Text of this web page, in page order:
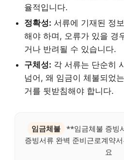
율적입니다.
정확성: 서류에 기재된 정
해야 하며, 오류가 있을 경
거나 반려될 수 있습니다.
구체성: 각 서류는 단순히
넘어, 왜 임금이 체불되었
거를 뒷받침해야 합니다.
임금체불 **임금체불 증빙
증빙서류 완벽 준비근로계약
요